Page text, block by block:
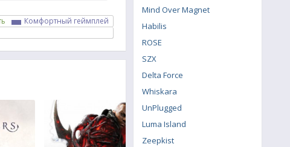
Комфортный геймплей
Mind Over Magnet
Habilis
ROSE
SZX
Delta Force
Whiskara
UnPlugged
Luma Island
Zeepkist